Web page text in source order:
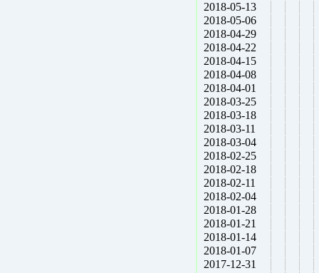
2018-05-13
2018-05-06
2018-04-29
2018-04-22
2018-04-15
2018-04-08
2018-04-01
2018-03-25
2018-03-18
2018-03-11
2018-03-04
2018-02-25
2018-02-18
2018-02-11
2018-02-04
2018-01-28
2018-01-21
2018-01-14
2018-01-07
2017-12-31